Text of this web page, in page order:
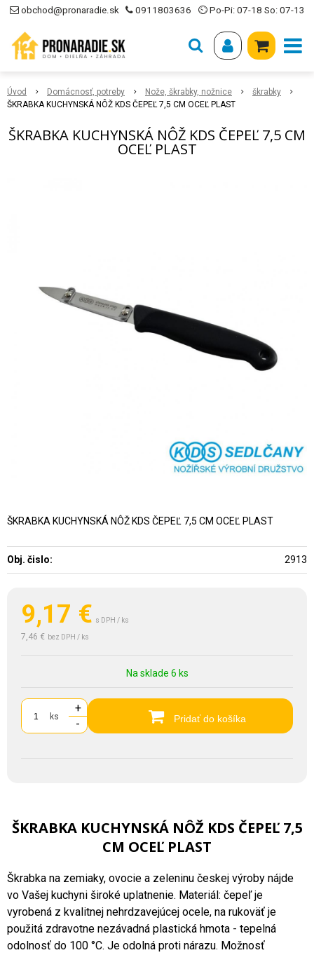
obchod@pronaradie.sk 0911803636 ⏲ Po-Pi: 07-18 So: 07-13
Úvod Domácnosť, potreby Nože, škrabky, nožnice
škrabky
ŠKRABKA KUCHYNSKÁ NÔŽ KDS ČEPEĽ 7,5 CM OCEĽ PLAST
ŠKRABKA KUCHYNSKÁ NÔŽ KDS ČEPEĽ 7,5 CM
OCEĽ PLAST
9,17 € s DPH / ks
7,46 € bez DPH / ks
Na sklade 6 ks
ks
+
-
Pridať do košíka
ŠKRABKA KUCHYNSKÁ NÔŽ KDS ČEPEĽ 7,5 CM OCEĽ PLAST
Obj. čislo: 2913
ŠKRABKA KUCHYNSKÁ NÔŽ KDS ČEPEĽ 7,5
CM OCEĽ PLAST
Škrabka na zemiaky, ovocie a zeleninu českej výroby nájde
vo Vašej kuchyni široké uplatnenie. Materiál: čepeľ je
vyrobená z kvalitnej nehrdzavejúcej ocele, na rukoväť je
použitá zdravotne nezávadná plastická hmota - tepelná
odolnosť do 100 °C. Je odolná proti nárazu. Možnosť